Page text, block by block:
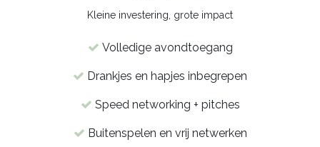
Kleine investering, grote impact
Volledige avondtoegang
Drankjes en hapjes inbegrepen
Speed networking + pitches
Buitenspelen en vrij netwerken